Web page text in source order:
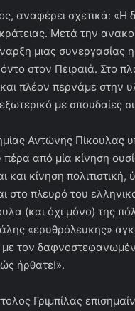
αναφέρει σχετικά: «Η
Μετά την
μιας συνεργασίας η
στον Πειραιά. Στο
πλέον περνάμε στην
με σπουδαίες
Αντώνης Πίκουλας
από μία κίνηση
κίνηση πολιτιστική,
στο πλευρό του
(και όχι μόνο) της
«ερυθρόλευκης»
τον
ήρθατε!».
Γριμπίλας